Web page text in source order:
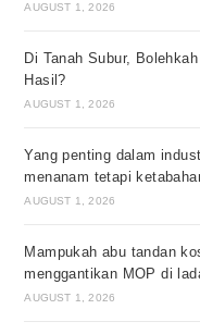
AUGUST 1, 2026
Di Tanah Subur,
Hasil?
AUGUST 1, 2026
Yang penting dalam
menanam tetapi
AUGUST 1, 2026
Mampukah abu tandan
menggantikan MOP di
AUGUST 1, 2026